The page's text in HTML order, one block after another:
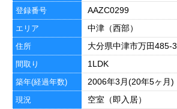
登録番号 AAZC0299
エリア 中津（西部）
住所 大分県中津市万田485-3
間取り 1LDK
築年(経過年数) 2006年3月(20年5ヶ月)
現況 空室（即入居）